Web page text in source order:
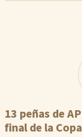
13 peñas de
final de la